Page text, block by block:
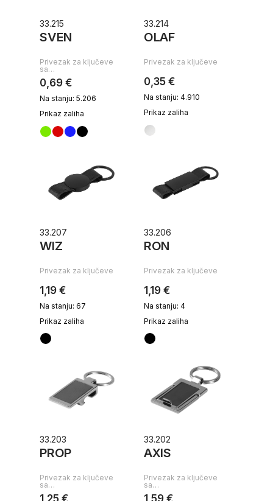
33.215
SVEN
Privezak za ključeve
sa…
0,69 €
Na stanju: 5.206
Prikaz zaliha
33.214
OLAF
Privezak za ključeve
0,35 €
Na stanju: 4.910
Prikaz zaliha
33.207
WIZ
Privezak za ključeve
1,19 €
Na stanju: 67
Prikaz zaliha
33.206
RON
Privezak za ključeve
1,19 €
Na stanju: 4
Prikaz zaliha
33.203
PROP
Privezak za ključeve
sa…
33.202
AXIS
Privezak za ključeve
sa…